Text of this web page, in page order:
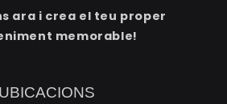
ara i crea el teu proper
memorable!
UBICACIONS